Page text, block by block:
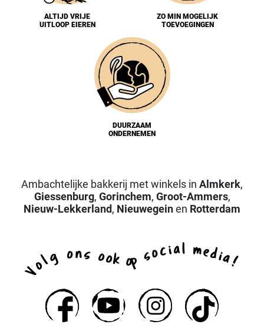
ALTIJD VRIJE
UITLOOP EIEREN
ZO MIN MOGELIJK
TOEVOEGINGEN
DUURZAAM
ONDERNEMEN
Ambachtelijke bakkerij met winkels in Almkerk,
Giessenburg, Gorinchem, Groot-Ammers,
Nieuw-Lekkerland, Nieuwegeinen Rotterdam
V
o
lg ons ook o
p social media!